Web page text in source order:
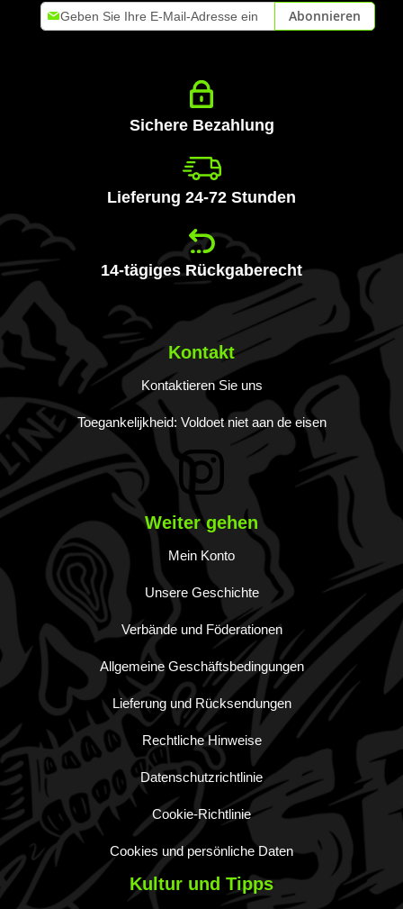
Melden
Sie
Abonnieren
Sichere Bezahlung
Lieferung 24-72 Stunden
14-tägiges Rückgaberecht
Kontakt
Kontaktieren Sie uns
Toegankelijkheid: Voldoet niet aan de eisen
Weiter gehen
Mein Konto
Unsere Geschichte
Verbände und Föderationen
Allgemeine Geschäftsbedingungen
Lieferung und Rücksendungen
Rechtliche Hinweise
Datenschutzrichtlinie
Cookie-Richtlinie
Cookies und persönliche Daten
Kultur und Tipps